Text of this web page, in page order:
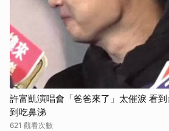
許富凱演唱會「爸爸來了」太催淚 看
到吃鼻涕
621 觀看次數